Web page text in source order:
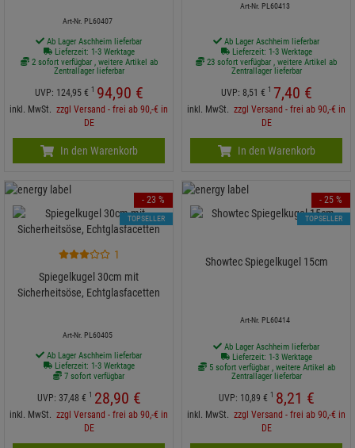
Art-Nr. PL60407
Ab Lager Aschheim lieferbar
Lieferzeit: 1-3 Werktage
2 sofort verfügbar , weitere Artikel ab
Zentrallager lieferbar
UVP: 124,95 € 1 94,90 €
inkl. MwSt. zzgl Versand - frei ab 90,-€ in
DE
In den Warenkorb
Art-Nr. PL60413
Ab Lager Aschheim lieferbar
Lieferzeit: 1-3 Werktage
23 sofort verfügbar , weitere Artikel ab
Zentrallager lieferbar
UVP: 8, 51 € 1 7,40 €
inkl. MwSt. zzgl Versand - frei ab 90,-€ in
DE
In den Warenkorb
1
Spiegelkugel 30cm mit
Sicherheitsöse, Echtglasfacetten
Art-Nr. PL60405
Ab Lager Aschheim lieferbar
Lieferzeit: 1-3 Werktage
7 sofort verfügbar
UVP: 37,48 € 1 28,90 €
inkl. MwSt. zzgl Versand - frei ab 90,-€ in
DE
- 23 %
TOPSELLER
Showtec Spiegelkugel 15cm
Art-Nr. PL60414
Ab Lager Aschheim lieferbar
Lieferzeit: 1-3 Werktage
5 sofort verfügbar , weitere Artikel ab
Zentrallager lieferbar
UVP: 10,89 € 1 8,21 €
inkl. MwSt. zzgl Versand - frei ab 90,-€ in
DE
- 25 %
TOPSELLER